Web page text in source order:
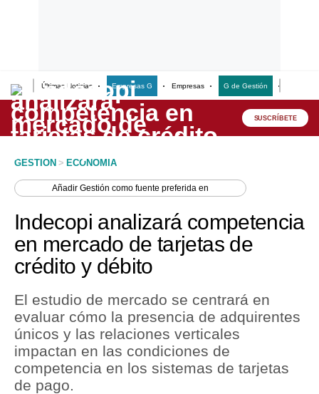
Últimas Noticias Empresas G Empresas G de Gestión
Lo último
Peru Quiosco
Economía
Mercados
Política
Tu Dinero
Finanzas Personales
SUSCRÍBETE
GESTION > ECONOMIA
AñadirGestión como fuente preferida en
Indecopi analizará competencia
en mercado de tarjetas de
crédito y débito
El estudio de mercado se centrará en
evaluar cómo la presencia de adquirentes
únicos y las relaciones verticales
impactan en las condiciones de
competencia en los sistemas de tarjetas
de pago.